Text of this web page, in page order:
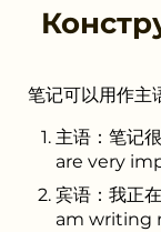
笔记可以用作主
主语：笔记
are very
宾语：我正
am writing